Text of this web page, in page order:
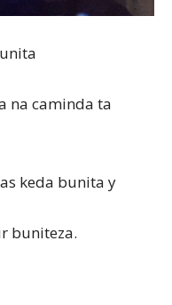
na caminda ta
keda bunita y
buniteza.